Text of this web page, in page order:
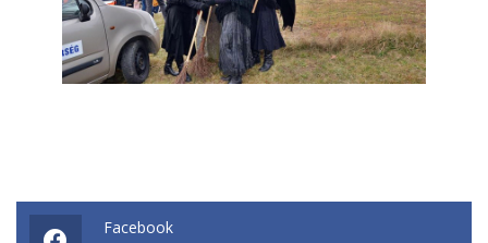
Facebook